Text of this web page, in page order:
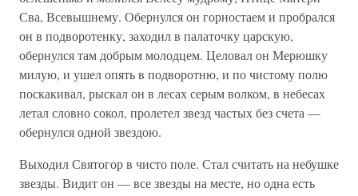
Сва, Всевышнему. Обернулся он горностаем и пробрался
он в подворотенку, заходил в палаточку царскую,
обернулся там добрым молодцем. Целовал он Мерюшку
милую, и ушел опять в подворотню, и по чистому полю
поскакивал, рыскал он в лесах серым волком, в небесах
летал словно сокол, пролетел звезд частых без счета —
обернулся одной звездою.
Выходил Святогор в чисто поле. Стал считать на небушке
звезды. Видит он — все звезды на месте, но одна есть